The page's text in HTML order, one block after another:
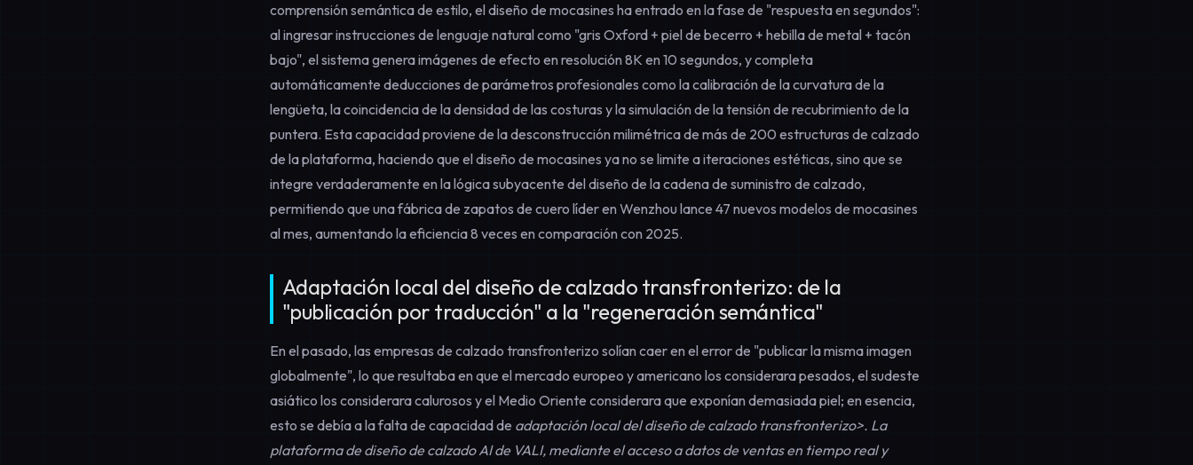
comprensión semántica de estilo, el diseño de mocasines ha entrado en la fase de "respuesta en segundos":
al ingresar instrucciones de lenguaje natural como "gris Oxford + piel de becerro + hebilla de metal + tacón
bajo", el sistema genera imágenes de efecto en resolución 8K en 10 segundos, y completa
automáticamente deducciones de parámetros profesionales como la calibración de la curvatura de la
lengüeta, la coincidencia de la densidad de las costuras y la simulación de la tensión de recubrimiento de la
puntera. Esta capacidad proviene de la desconstrucción milimétrica de más de 200 estructuras de calzado
de la plataforma, haciendo que el diseño de mocasines ya no se limite a iteraciones estéticas, sino que se
integre verdaderamente en la lógica subyacente del diseño de la cadena de suministro de calzado,
permitiendo que una fábrica de zapatos de cuero líder en Wenzhou lance 47 nuevos modelos de mocasines
al mes, aumentando la eficiencia 8 veces en comparación con 2025.
Adaptación local del diseño de calzado transfronterizo: de la
"publicación por traducción" a la "regeneración semántica"
En el pasado, las empresas de calzado transfronterizo solían caer en el error de "publicar la misma imagen
globalmente", lo que resultaba en que el mercado europeo y americano los considerara pesados, el sudeste
asiático los considerara calurosos y el Medio Oriente considerara que exponían demasiada piel; en esencia,
esto se debía a la falta de capacidad de adaptación local del diseño de calzado transfronterizo>. La
plataforma de diseño de calzado AI de VALI, mediante el acceso a datos de ventas en tiempo real y